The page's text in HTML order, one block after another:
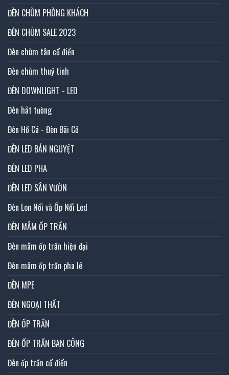
ĐÈN CHÙM PHÒNG KHÁCH
ĐÈN CHÙM SALE 2023
Đèn chùm tân cổ điển
Đèn chùm thuỷ tinh
ĐÈN DOWNLIGHT - LED
Đèn hắt tường
Đèn Hồ Cá - Đèn Bãi Cỏ
ĐÈN LED BÁN NGUYỆT
ĐÈN LED PHA
ĐÈN LED SÂN VƯỜN
Đèn Lon Nổi và Ốp Nổi Led
ĐÈN MÂM ỐP TRẦN
Đèn mâm ốp trần hiện đại
Đèn mâm ốp trần pha lê
ĐÈN MPE
ĐÈN NGOẠI THẤT
ĐÈN ỐP TRẦN
ĐÈN ỐP TRẦN BAN CÔNG
Đèn ốp trần cổ điển